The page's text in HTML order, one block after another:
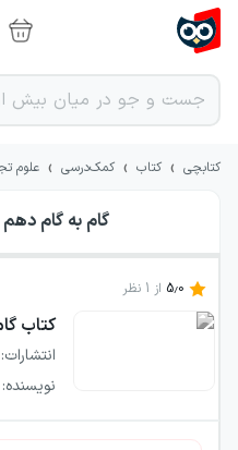
کتابچی › کتاب › کمک‌درسی › علوم
گام به گام
5.0 از 1 نظر
کتاب
انتشارات:
نویسنده: